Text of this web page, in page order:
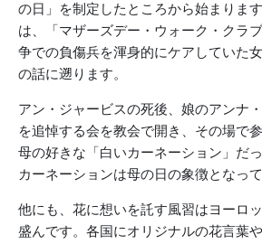
の日」を制定したところから始まりま
は、「マザーズデー・ウォーク・クラ
争での負傷兵を渾身的にケアしていた
の話に遡ります。
アン・ジャービスの死後、娘のアンナ
を追悼する会を教会で開き、その場で
母の好きな「白いカーネーション」だ
カーネーションは母の日の象徴となって
他にも、花に想いを託す風習はヨーロ
盛んです。各国にオリジナルの花言葉